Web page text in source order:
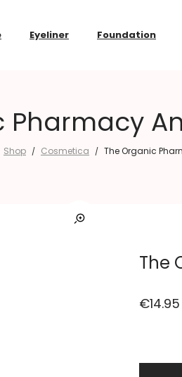
Eyeliner Foundation
Pharmacy
Shop / Cosmetica / The Organic
The
€14.95